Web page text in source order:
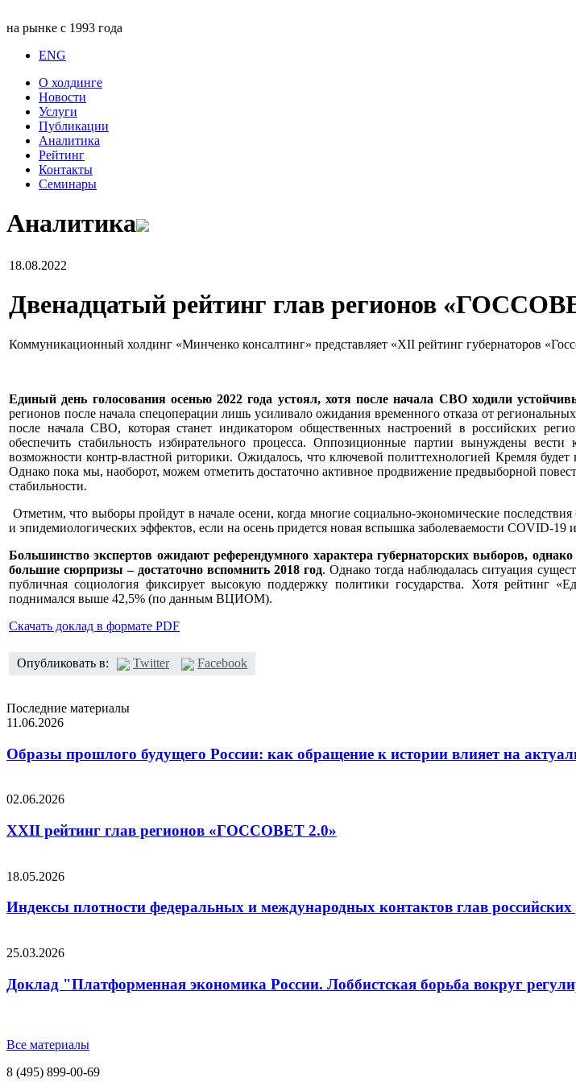
на рынке с 1993 года
ENG
О холдинге
Новости
Услуги
Публикации
Аналитика
Рейтинг
Контакты
Семинары
Аналитика
18.08.2022
Двенадцатый рейтинг глав регионов
Коммуникационный холдинг «Минченко консалтинг» представляет «XII рейтинг губернаторов
Единый день голосования осенью 2022 года устоял, хотя после начала СВО ходили
регионов после начала спецоперации лишь усиливало ожидания временного отказа от
после начала СВО, которая станет индикатором общественных настроений в российских
обеспечить стабильность избирательного процесса. Оппозиционные партии вынуждены
возможности контр-властной риторики. Ожидалось, что ключевой политтехнологией Кремля
Однако пока мы, наоборот, можем отметить достаточно активное продвижение предвыборной
стабильности.
Отметим, что выборы пройдут в начале осени, когда многие социально-экономические
и эпидемиологических эффектов, если на осень придется новая вспышка заболеваемости COVID-19
Большинство экспертов ожидают референдумного характера губернаторских выборов,
большие сюрпризы – достаточно вспомнить 2018 год. Однако тогда наблюдалась ситуация
публичная социология фиксирует высокую поддержку политики государства. Хотя рейтинг
поднимался выше 42,5% (по данным ВЦИОМ).
Скачать доклад в формате PDF
Опубликовать в: Twitter Facebook
Последние материалы
11.06.2026
Образы прошлого будущего России: как обращение к истории влияет на
02.06.2026
XXII рейтинг глав регионов «ГОССОВЕТ 2.0»
18.05.2026
Индексы плотности федеральных и международных контактов глав
25.03.2026
Доклад "Платформенная экономика России. Лоббистская борьба вокруг
Все материалы
8 (495) 899-00-69